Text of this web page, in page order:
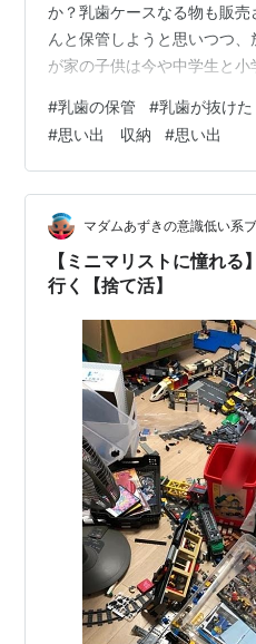
か？乳歯ケースなる物も販
んと保管しようと思いつつ
が家の子供は今や中学生と小
100円ショップの材料で作れ
てお伝えします。 １．乳歯
りに １．乳歯ケースを作っ
じです。 ケースも100均の
じ。 本当は中身が見えない
作りたくて焦って購入してし
#乳歯の保管 #乳歯が抜けた
#思い出 収納 #思い出
マダムあずきの意識低い系
【ミニマリストに憧れ
行く【捨て活】